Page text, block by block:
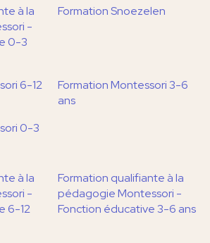
à la
-
0-3
Formation Snoezelen
6-12
Formation Montessori 3-6
ans
0-3
à la
-
6-12
Formation qualifiante à la
pédagogie Montessori -
Fonction éducative 3-6 ans